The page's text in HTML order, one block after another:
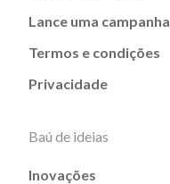
Lance uma campanha
Termos e condições
Privacidade
Baú de ideias
Inovações